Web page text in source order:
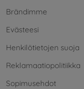
Brändimme
Evästeesi
Henkilötietojen suoja
Reklamaatiopolitiikka
Sopimusehdot